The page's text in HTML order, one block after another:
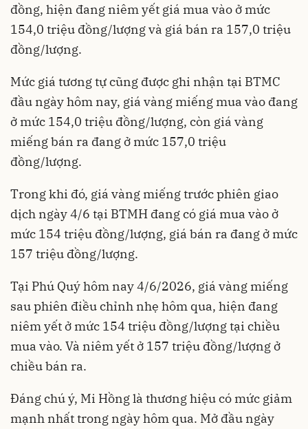
đồng, hiện đang niêm yết giá mua vào ở mức
154,0 triệu đồng/lượng và giá bán ra 157,0 triệu
đồng/lượng.
Mức giá tương tự cũng được ghi nhận tại BTMC
đầu ngày hôm nay, giá vàng miếng mua vào đang
ở mức 154,0 triệu đồng/lượng, còn giá vàng
miếng bán ra đang ở mức 157,0 triệu
đồng/lượng.
Trong khi đó, giá vàng miếng trước phiên giao
dịch ngày 4/6 tại BTMH đang có giá mua vào ở
mức 154 triệu đồng/lượng, giá bán ra đang ở mức
157 triệu đồng/lượng.
Tại Phú Quý hôm nay 4/6/2026, giá vàng miếng
sau phiên điều chỉnh nhẹ hôm qua, hiện đang
niêm yết ở mức 154 triệu đồng/lượng tại chiều
mua vào. Và niêm yết ở 157 triệu đồng/lượng ở
chiều bán ra.
Đáng chú ý, Mi Hồng là thương hiệu có mức giảm
mạnh nhất trong ngày hôm qua. Mở đầu ngày